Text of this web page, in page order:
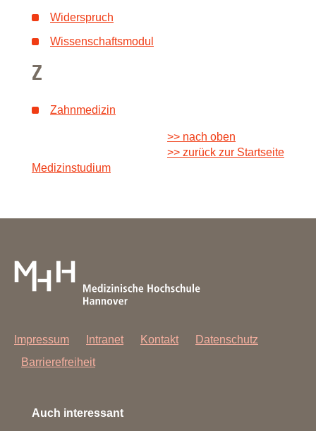
Widerspruch
Wissenschaftsmodul
Z
Zahnmedizin
>> nach oben
>> zurück zur Startseite
Medizinstudium
Impressum Intranet Kontakt
Datenschutz
Barrierefreiheit
Auch interessant